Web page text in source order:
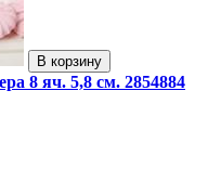
В корзину
8 яч. 5,8 см. 2854884